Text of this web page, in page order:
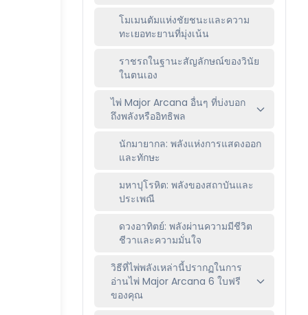
โมเมนตัมแห่งชัยชนะและความ
ทะเยอทะยานที่มุ่งเน้น
ราชรถในฐานะสัญลักษณ์ของวินัย
ในตนเอง
ไพ่ Major Arcana อื่นๆ ที่บ่งบอก
ถึงพลังหรืออิทธิพล
นักมายากล: พลังแห่งการแสดงออก
และทักษะ
มหาปุโรหิต: พลังของสถาบันและ
ประเพณี
ดวงอาทิตย์: พลังผ่านความมีชีวิต
ชีวาและความมั่นใจ
วิธีที่ไพ่พลังเหล่านี้ปรากฏในการ
อ่านไพ่ Major Arcana 6 ใบฟรี
ของคุณ